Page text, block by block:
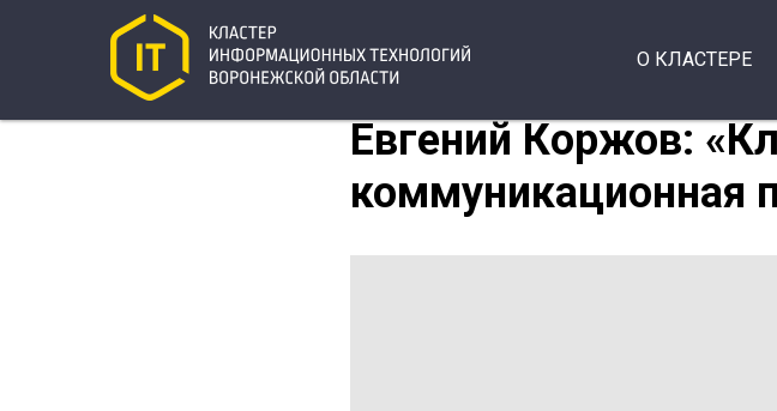
О КЛАСТЕРЕ
Евгений Коржов:
коммуникационная